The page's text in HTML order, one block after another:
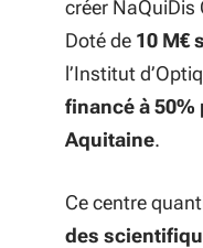
créer NaQuiDis
Doté de 10 M€
l’Institut
financé à 50%
Aquitaine.
Ce centre
des